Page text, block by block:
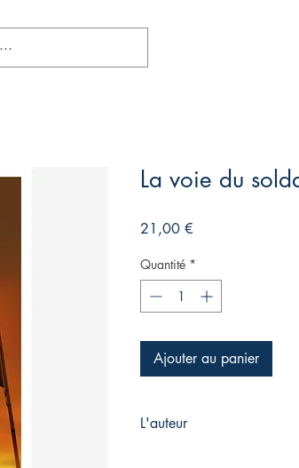
La voie du
21,00 €
Quantité *
Ajouter au panier
L'auteur